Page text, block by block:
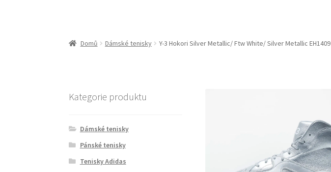
Domů Dámské tenisky Y-3 Hokori Silver Metallic/ Ftw White/ Silver Metallic EH1409
Kategorie produktu
Dámské tenisky
Pánské tenisky
Tenisky Adidas